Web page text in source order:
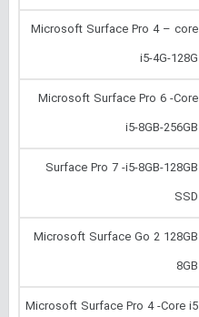
Microsoft Surface Pro 4 – core
i5-4G-128G
Microsoft Surface Pro 6 -Core
i5-8GB-256GB
Surface Pro 7 -i5-8GB-128GB
SSD
Microsoft Surface Go 2 128GB
8GB
Microsoft Surface Pro 4 -Core i5